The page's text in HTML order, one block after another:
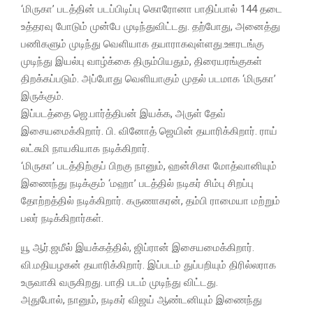
‘மிருகா’ படத்தின் படப்பிடிப்பு கொரோனா பாதிப்பால் 144 தடை
உத்தரவு போடும் முன்பே முடிந்துவிட்டது. தற்போது, அனைத்து
பணிகளும் முடிந்து வெளியாக தயாராகவுள்ளது.ஊரடங்கு
முடிந்து இயல்பு வாழ்க்கை திரும்பியதும், திரையரங்குகள்
திறக்கப்படும். அப்போது வெளியாகும் முதல் படமாக ‘மிருகா’
இருக்கும்.
இப்படத்தை ஜெ.பார்த்திபன் இயக்க, அருள் தேவ்
இசையமைக்கிறார். பி. வினோத் ஜெயின் தயாரிக்கிறார். ராய்
லட்சுமி நாயகியாக நடிக்கிறார்.
‘மிருகா’ படத்திற்குப் பிறகு நானும், ஹன்சிகா மோத்வானியும்
இணைந்து நடிக்கும் ‘மஹா’ படத்தில் நடிகர் சிம்பு சிறப்பு
தோற்றத்தில் நடிக்கிறார். கருணாகரன், தம்பி ராமையா மற்றும்
பலர் நடிக்கிறார்கள்.
யூ ஆர்.ஜமீல் இயக்கத்தில், ஜிப்ரான் இசையமைக்கிறார்.
வி.மதியழகன் தயாரிக்கிறார். இப்படம் துப்பறியும் திரில்லராக
உருவாகி வருகிறது. பாதி படம் முடிந்து விட்டது.
அதுபோல், நானும், நடிகர் விஜய் ஆண்டனியும் இணைந்து